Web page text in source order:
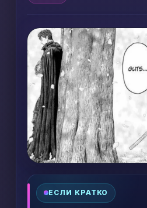
ЕСЛИ КРАТКО